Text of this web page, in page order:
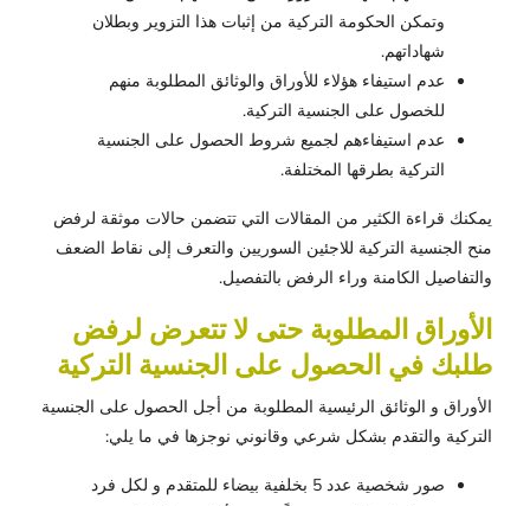
وتمكن الحكومة التركية من إثبات هذا التزوير وبطلان
شهاداتهم.
عدم استيفاء هؤلاء للأوراق والوثائق المطلوبة منهم
للخصول على الجنسية التركية.
عدم استيفاءهم لجميع شروط الحصول على الجنسية
التركية بطرقها المختلفة.
يمكنك قراءة الكثير من المقالات التي تتضمن حالات موثقة لرفض
منح الجنسية التركية للاجئين السوريين والتعرف إلى نقاط الضعف
والتفاصيل الكامنة وراء الرفض بالتفصيل.
الأوراق المطلوبة حتى لا تتعرض لرفض
طلبك في الحصول على الجنسية التركية
الأوراق و الوثائق الرئيسية المطلوبة من أجل الحصول على الجنسية
التركية والتقدم بشكل شرعي وقانوني نوجزها في ما يلي:
صور شخصية عدد 5 بخلفية بيضاء للمتقدم و لكل فرد